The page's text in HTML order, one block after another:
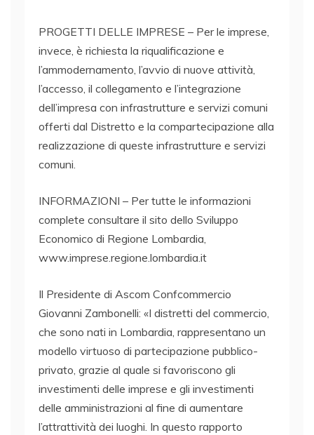
PROGETTI DELLE IMPRESE – Per le imprese,
invece, è richiesta la riqualificazione e
l’ammodernamento, l’avvio di nuove attività,
l’accesso, il collegamento e l’integrazione
dell’impresa con infrastrutture e servizi comuni
offerti dal Distretto e la compartecipazione alla
realizzazione di queste infrastrutture e servizi
comuni.
INFORMAZIONI – Per tutte le informazioni
complete consultare il sito dello Sviluppo
Economico di Regione Lombardia,
www.imprese.regione.lombardia.it
Il Presidente di Ascom Confcommercio
Giovanni Zambonelli: «I distretti del commercio,
che sono nati in Lombardia, rappresentano un
modello virtuoso di partecipazione pubblico-
privato, grazie al quale si favoriscono gli
investimenti delle imprese e gli investimenti
delle amministrazioni al fine di aumentare
l’attrattività dei luoghi. In questo rapporto